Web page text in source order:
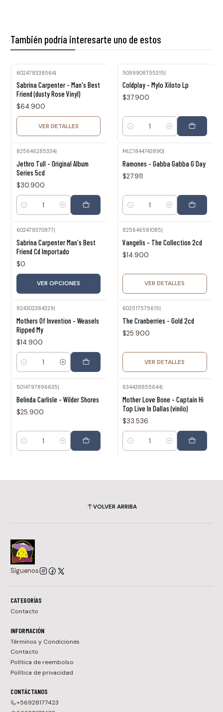
También podría interesarte uno de estos
602478338564|
Sabrina Carpenter - Man's Best
Friend (dusty Rose Vinyl)
$64.900
VER DETALLES
5099908755315|
Coldplay - Mylo Xiloto Lp
$37.900
Cantidad
825646285334|
Jethro Tull - Original Album
Series 5cd
$30.900
Cantidad
MLC1844743890
Ramones - Gabba Gabba G Day
$27.911
Cantidad
602478370977|
Sabrina Carpenter Man's Best
Friend Cd Importado
$0
VER OPCIONES
825646581085|
Vangelis - The Collection 2cd
$14.900
VER DETALLES
824302384329
Mothers Of Invention - Weasels
Ripped My
$14.900
Cantidad
602517575615
The Cranberries - Gold 2cd
$25.900
VER DETALLES
5014797896635|
Belinda Carlisle - Wilder Shores
$25.900
Cantidad
634438855644|
Mother Love Bone - Captain Hi
Top Live In Dallas (vinilo)
$33.536
Cantidad
VOLVER ARRIBA
Síguenos
CATEGORÍAS
Contacto
INFORMACIÓN
Términos y Condiciones
Contacto
Política de reembolso
Política de privacidad
CONTÁCTANOS
+56928177423